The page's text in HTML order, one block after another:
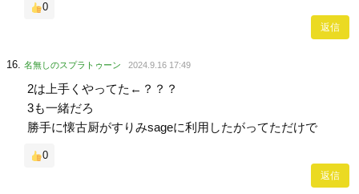
0
返信
名無しのスプラトゥーン 2024.9.16 17:49
2は上手くやってた←？？？
3も一緒だろ
勝手に懐古厨がすりみsageに利用したがってただけで
0
返信